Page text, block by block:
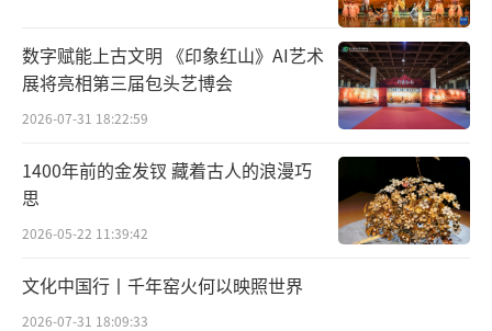
众所周知，孩子们长大后，最终能成为艺
术家的毕竟还是极少数，但对艺术的欣赏与享
受应该属于我们每一位现代公民。从这个意义
上说，从小对孩子们进行审美情趣和鉴赏能力
的培育，将是每一位孩子受益终生的事情。随
着科技的发展，尤其是AI人工智能的不断迭
代，越来越多事情将由机器所取代。而人类的
审美、共情的能力将会变得越来越重要，因为
这些感性能力是人工智能至今所不具备的。
数字赋能上古文明 《印象红山》AI艺术
展将亮相第三届包头艺博会
2026-07-31 18:22:59
1400年前的金发钗 藏着古人的浪漫巧
思
2026-05-22 11:39:42
文化中国行丨千年窑火何以映照世界
2026-07-31 18:09:33